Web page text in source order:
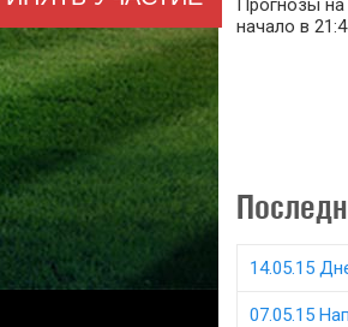
Прогнозы
начало в
14.05.15
07.05.15